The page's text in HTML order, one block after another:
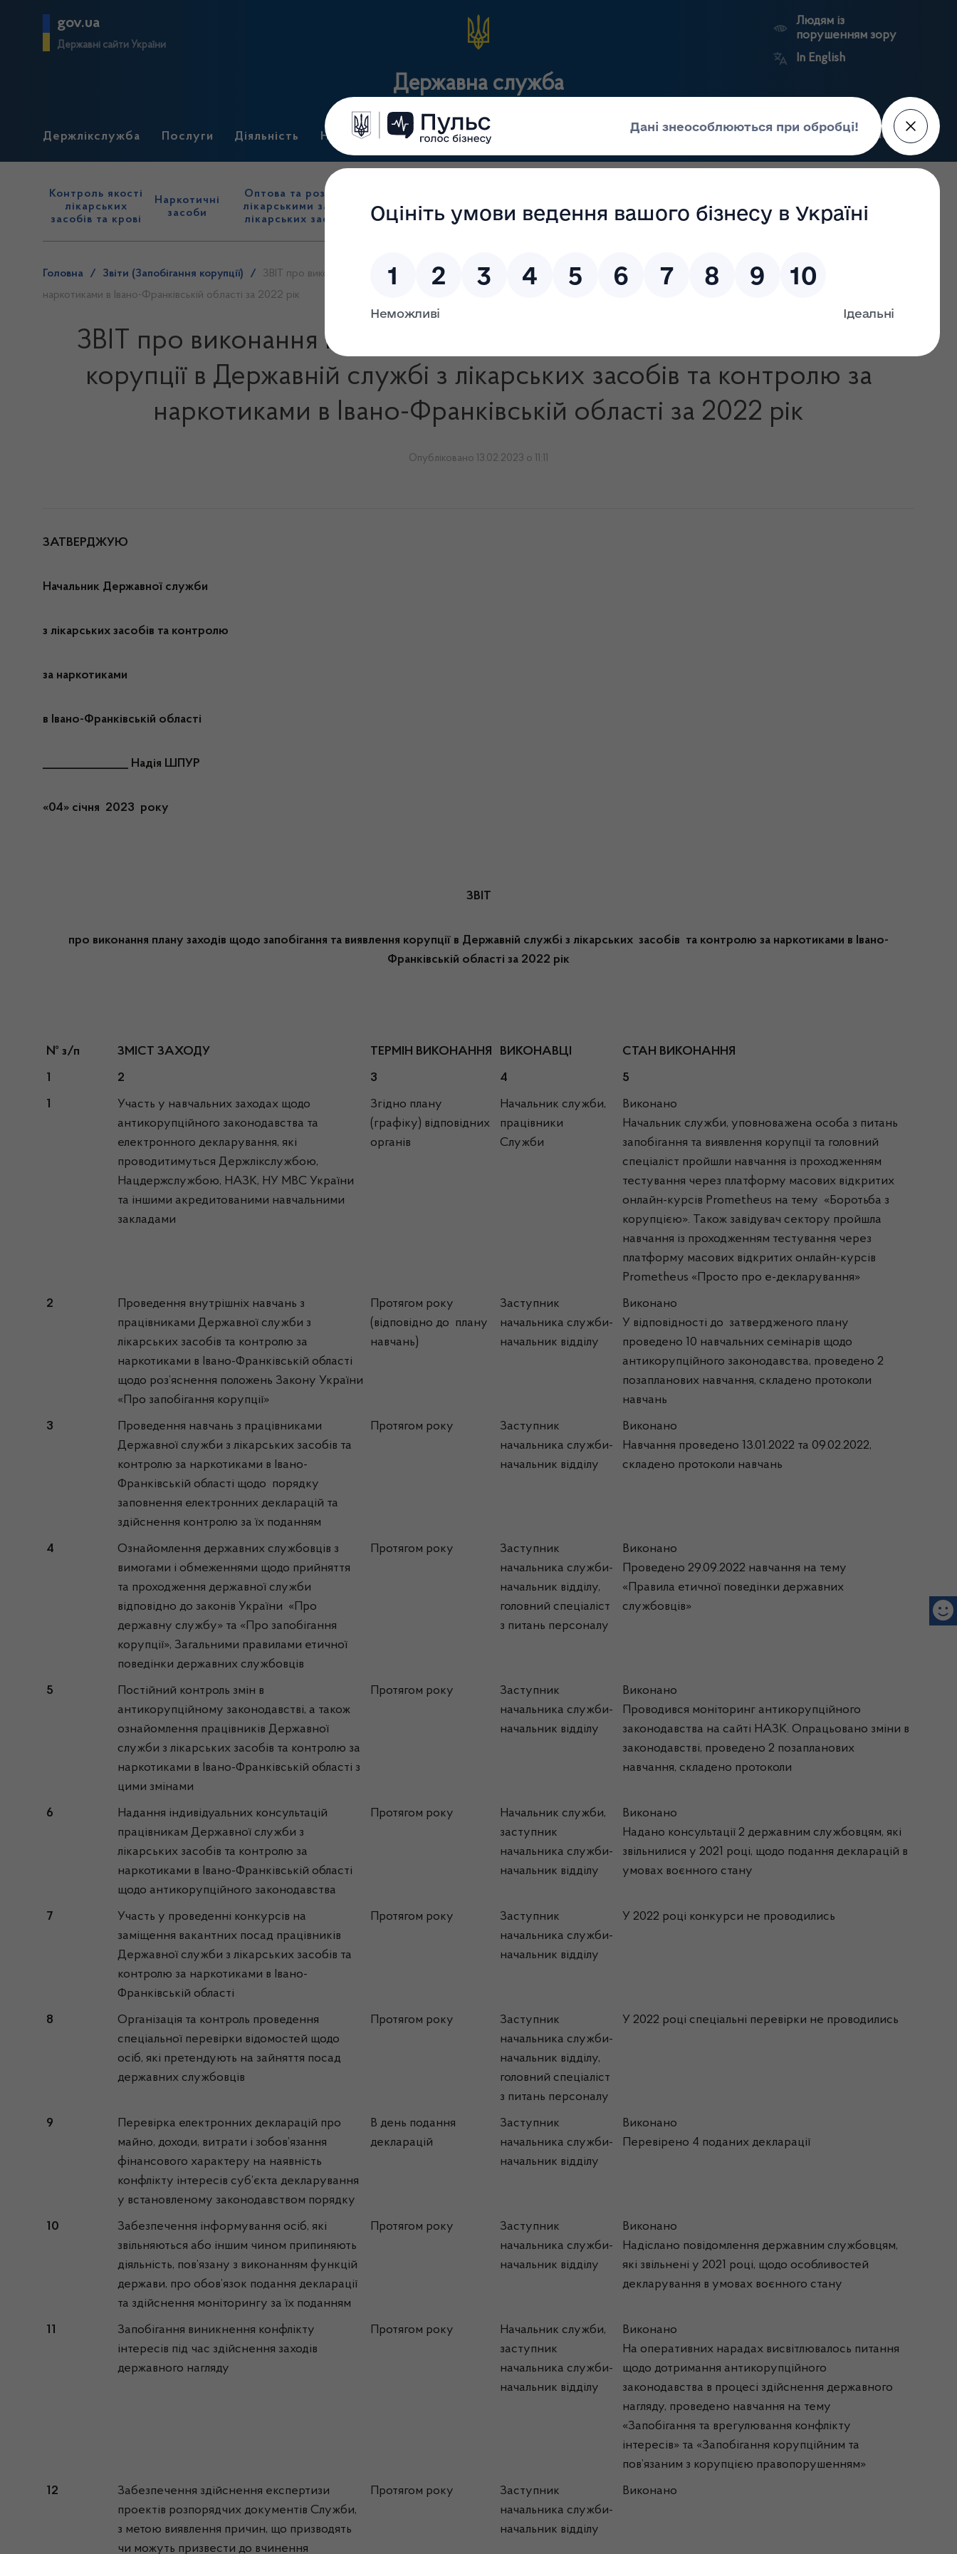
gov.ua
Державні сайти України
Державна служба
Людям із
порушенням зору
In English
Держлікслужба Послуги Діяльність Нормативні документи Для громадськості Прес-центр Пошук
Контроль якості
лікарських
засобів та крові
Наркотичні
засоби
Оптова та роздрібна торгівля
лікарськими засобами, імпорт
лікарських засобів (крім АФІ)
нагляд
(контроль)
засобів, крові та
сертифікація
нагляд
реєстри
портал
Держлікслужби
Головна / Звіти (Запобігання корупції) /
ЗВІТ про виконання плану заходів щодо запобігання та виявлення корупції в Державній службі з лікарських засобів та контролю за
наркотиками в Івано-Франківській області за 2022 рік
ЗВІТ про виконання плану заходів щодо запобігання та виявлення
корупції в Державній службі з лікарських засобів та контролю за
наркотиками в Івано-Франківській області за 2022 рік
Опубліковано 13.02.2023 о 11:11
ЗАТВЕРДЖУЮ
Начальник Державної служби
з лікарських засобів та контролю
за наркотиками
в Івано-Франківській області
_______________ Надія ШПУР
«04» січня 2023 року
ЗВІТ
про виконання плану заходів щодо запобігання та виявлення корупції в Державній службі з лікарських засобів та контролю за наркотиками в Івано-
Франківській області за 2022 рік
№ з/п ЗМІСТ ЗАХОДУ ТЕРМІН ВИКОНАННЯ ВИКОНАВЦІ СТАН ВИКОНАННЯ
1 2 3 4 5
1
Участь у навчальних заходах щодо
антикорупційного законодавства та
електронного декларування, які
проводитимуться Держлікслужбою,
Нацдержслужбою, НАЗК, НУ МВС України
та іншими акредитованими навчальними
закладами
Згідно плану
(графіку) відповідних
органів
Начальник служби,
працівники
Служби
Виконано
Начальник служби, уповноважена особа з питань
запобігання та виявлення корупції та головний
спеціаліст пройшли навчання із проходженням
тестування через платформу масових відкритих
онлайн-курсів Prometheus на тему «Боротьба з
корупцією». Також завідувач сектору пройшла
навчання із проходженням тестування через
платформу масових відкритих онлайн-курсів
Prometheus «Просто про е-декларування»
2
Проведення внутрішніх навчань з
працівниками Державної служби з
лікарських засобів та контролю за
наркотиками в Івано-Франківській області
щодо роз’яснення положень Закону України
«Про запобігання корупції»
Протягом року
(відповідно до плану
навчань)
Заступник
начальника служби-
начальник відділу
Виконано
У відповідності до затвердженого плану
проведено 10 навчальних семінарів щодо
антикорупційного законодавства, проведено 2
позапланових навчання, складено протоколи
навчань
3
Проведення навчань з працівниками
Державної служби з лікарських засобів та
контролю за наркотиками в Івано-
Франківській області щодо порядку
заповнення електронних декларацій та
здійснення контролю за їх поданням
Протягом року
Заступник
начальника служби-
начальник відділу
Виконано
Навчання проведено 13.01.2022 та 09.02.2022,
складено протоколи навчань
4
Ознайомлення державних службовців з
вимогами і обмеженнями щодо прийняття
та проходження державної служби
відповідно до законів України «Про
державну службу» та «Про запобігання
корупції», Загальними правилами етичної
поведінки державних службовців
Протягом року
Заступник
начальника служби-
начальник відділу,
головний спеціаліст
з питань персоналу
Виконано
Проведено 29.09.2022 навчання на тему
«Правила етичної поведінки державних
службовців»
5
Постійний контроль змін в
антикорупційному законодавстві, а також
ознайомлення працівників Державної
служби з лікарських засобів та контролю за
наркотиками в Івано-Франківській області з
цими змінами
Протягом року
Заступник
начальника служби-
начальник відділу
Виконано
Проводився моніторинг антикорупційного
законодавства на сайті НАЗК. Опрацьовано зміни в
законодавстві, проведено 2 позапланових
навчання, складено протоколи
6
Надання індивідуальних консультацій
працівникам Державної служби з
лікарських засобів та контролю за
наркотиками в Івано-Франківській області
щодо антикорупційного законодавства
Протягом року
Начальник служби,
заступник
начальника служби-
начальник відділу
Виконано
Надано консультації 2 державним службовцям, які
звільнилися у 2021 році, щодо подання декларацій в
умовах воєнного стану
7
Участь у проведенні конкурсів на
заміщення вакантних посад працівників
Державної служби з лікарських засобів та
контролю за наркотиками в Івано-
Франківській області
Протягом року
Заступник
начальника служби-
начальник відділу
У 2022 році конкурси не проводились
8
Організація та контроль проведення
спеціальної перевірки відомостей щодо
осіб, які претендують на зайняття посад
державних службовців
Протягом року
Заступник
начальника служби-
начальник відділу,
головний спеціаліст
з питань персоналу
У 2022 році спеціальні перевірки не проводились
9
Перевірка електронних декларацій про
майно, доходи, витрати і зобов’язання
фінансового характеру на наявність
конфлікту інтересів суб’єкта декларування
у встановленому законодавством порядку
В день подання
декларацій
Заступник
начальника служби-
начальник відділу
Виконано
Перевірено 4 поданих декларації
10
Забезпечення інформування осіб, які
звільняються або іншим чином припиняють
діяльність, пов’язану з виконанням функцій
держави, про обов’язок подання декларації
та здійснення моніторингу за їх поданням
Протягом року
Заступник
начальника служби-
начальник відділу
Виконано
Надіслано повідомлення державним службовцям,
які звільнені у 2021 році, щодо особливостей
декларування в умовах воєнного стану
11
Запобігання виникнення конфлікту
інтересів під час здійснення заходів
державного нагляду
Протягом року
Начальник служби,
заступник
начальника служби-
начальник відділу
Виконано
На оперативних нарадах висвітлювалось питання
щодо дотримання антикорупційного
законодавства в процесі здійснення державного
нагляду, проведено навчання на тему
«Запобігання та врегулювання конфлікту
інтересів» та «Запобігання корупційним та
пов’язаним з корупцією правопорушенням»
12
Забезпечення здійснення експертизи
проектів розпорядчих документів Служби,
з метою виявлення причин, що призводять
чи можуть призвести до вчинення
Протягом року
Заступник
начальника служби-
начальник відділу
Виконано